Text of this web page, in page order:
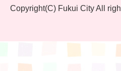
Copyright(C) Fukui City All